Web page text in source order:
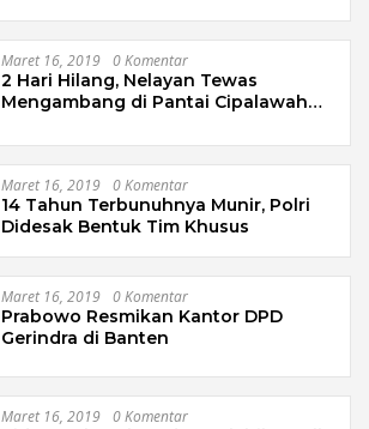
Maret 16, 2019 0 Komentar
2 Hari Hilang, Nelayan Tewas
Mengambang di Pantai Cipalawah
Maret 16, 2019 0 Komentar
14 Tahun Terbunuhnya Munir, Polri
Didesak Bentuk Tim Khusus
Maret 16, 2019 0 Komentar
Prabowo Resmikan Kantor DPD
Gerindra di Banten
Maret 16, 2019 0 Komentar